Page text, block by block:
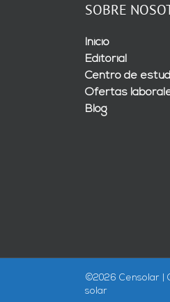
SOBRE
Inicio
Editorial
Centro de
Ofertas
Blog
©2026 Censolar |
solar